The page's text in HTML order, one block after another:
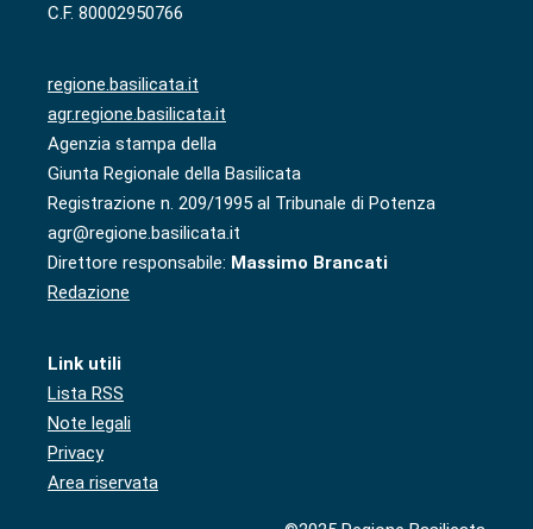
C.F. 80002950766
regione.basilicata.it
agr.regione.basilicata.it
Agenzia stampa della
Giunta Regionale della Basilicata
Registrazione n. 209/1995 al Tribunale di Potenza
agr@regione.basilicata.it
Direttore responsabile: Massimo Brancati
Redazione
Link utili
Lista RSS
Note legali
Privacy
Area riservata